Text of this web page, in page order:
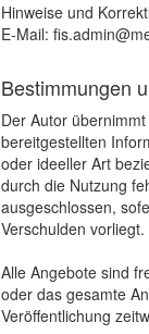
Hinweise und
E-Mail:
Bestimmungen
Der Autor
bereitgestellten
oder ideeller Art
durch die Nutzung
ausgeschlossen,
Verschulden vorliegt.
Alle Angebote sind
oder das gesamte
Veröffentlichung